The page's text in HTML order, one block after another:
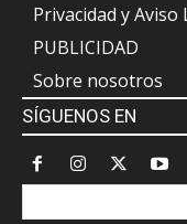
Privacidad y Aviso
PUBLICIDAD
Sobre nosotros
SÍGUENOS EN